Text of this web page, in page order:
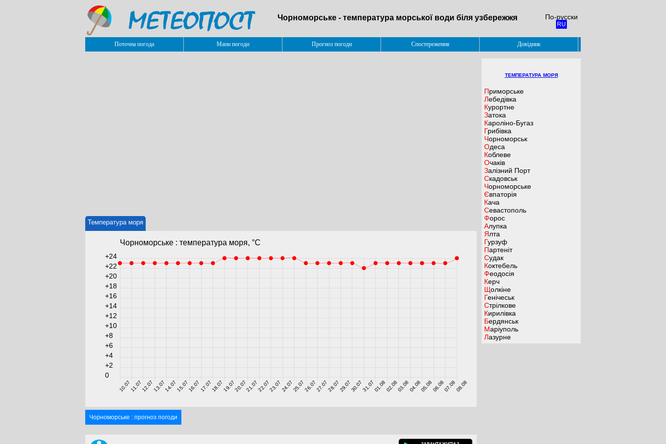
Чорноморське - температура морської води біля узбережжя По-русски
RU
Поточна погода Мапи погоди Прогноз погоди Спостереження Довідник
Температура моря
Чорноморське : температура моря, °C
10.0711.0712.0713.0714.0715.0716.0717.0718.0719.0720.0721.0722.0723.0724.0725.0726.0727.0728.0729.0730.0731.0701.0802.0803.0804.0805.0806.0807.0808.08
0
+2
+4
+6
+8
+10
+12
+14
+16
+18
+20
+22
+24
Чорноморське : прогноз погоди
температура моря
Приморське
Лебедівка
Курортне
Затока
Кароліно-Бугаз
Грибівка
Чорноморськ
Одеса
Коблеве
Очаків
Залізний Порт
Скадовськ
Чорноморське
Євпаторія
Кача
Севастополь
Форос
Алупка
Ялта
Гурзуф
Партеніт
Судак
Коктебель
Феодосія
Керч
Щолкіне
Генічеськ
Стрілкове
Кирилівка
Бердянськ
Маріуполь
Лазурне